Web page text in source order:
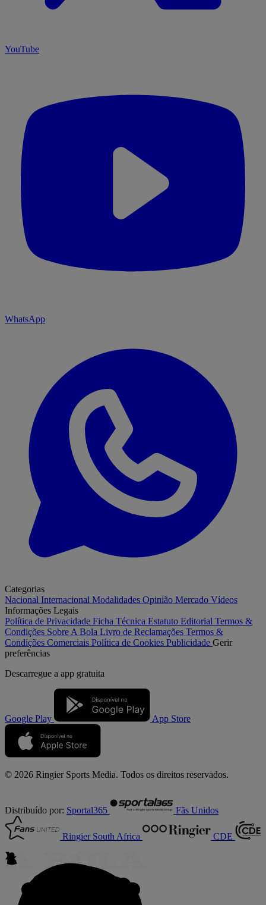
YouTube
WhatsApp
Categorias
Nacional Internacional Modalidades Opinião Mercado Vídeos
Informações Legais
Política de Privacidade Ficha Técnica Estatuto Editorial Termos &
Condições Sobre A Bola Livro de Reclamações Termos &
Condições Comerciais Política de Cookies Publicidade Gerir
preferências
Descarregue a app gratuita
Google Play App Store
© 2026 Ringier Sports Media. Todos os direitos reservados.
Distribuído por: Sportal365 Fãs Unidos
Ringier South Africa CDE